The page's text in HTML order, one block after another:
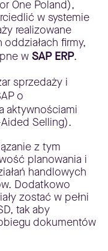
One Poland),
w systemie
realizowane
firmy,
w SAP ERP.
sprzedaży i
o
aktywnościami
Selling).
z tym
planowania i
handlowych
Dodatkowo
zostać w pełni
tak aby
dokumentów